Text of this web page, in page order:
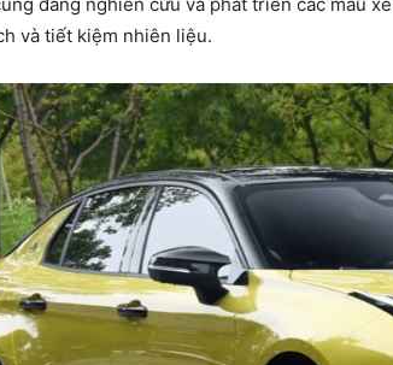
và tiết kiệm nhiên liệu.